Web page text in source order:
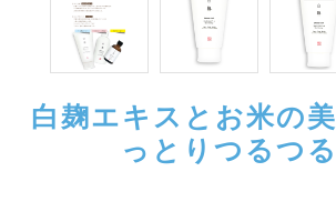
白麹エキスとお米の
っとりつるつ